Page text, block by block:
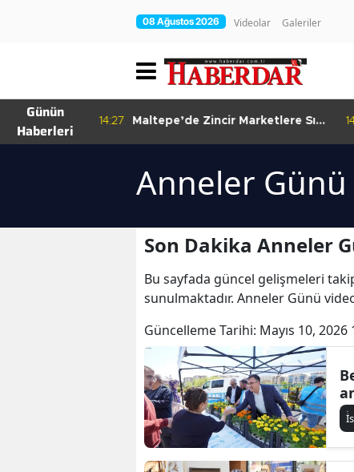
08 Ağustos 2026 Videolar Galeriler
Günün
Haberleri
14:27
Maltepe’de Zincir Marketlere Sıkı
Anneler
Son Dakika Anneler
Bu sayfada güncel gelişmeleri
sunulmaktadır. Anneler Günü
Güncelleme Tarihi: Mayıs 10, 2026